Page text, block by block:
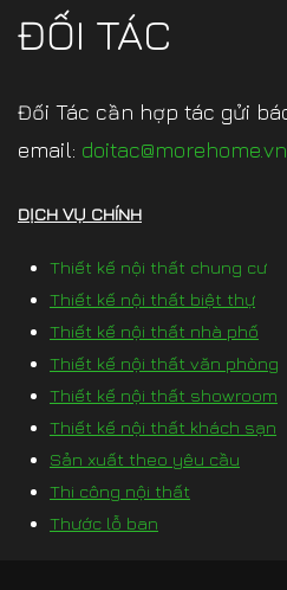
ĐỐI TÁC
Đối Tác cần hợp tác gửi
email: doitac@morehome.vn
DỊCH VỤ CHÍNH
Thiết kế nội thất chung cư
Thiết kế nội thất biệt thự
Thiết kế nội thất nhà phố
Thiết kế nội thất văn phòng
Thiết kế nội thất showroom
Thiết kế nội thất khách sạn
Sản xuất theo yêu cầu
Thi công nội thất
Thước lỗ ban